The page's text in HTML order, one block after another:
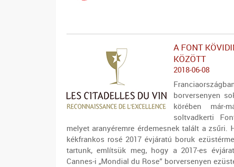
A FONT
KÖZÖTT
2018-06-08
borversenyen
körében már-
soltvadkerti
melyet aranyéremre érdemesnek talált a zsűri.
kékfrankos rosé 2017 évjáratú boruk
tartunk, említsük meg, hogy a 2017-es
Cannes-i „Mondial du Rose” borversenyen